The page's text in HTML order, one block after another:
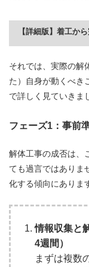
【詳細版】着工か
それでは、実際の解
た）自身が動くべき
で詳しく見ていきま
フェーズ1：事前
解体工事の成否は、
ても過言ではありま
化する傾向にありま
情報収集と
4週間）
まずは複数